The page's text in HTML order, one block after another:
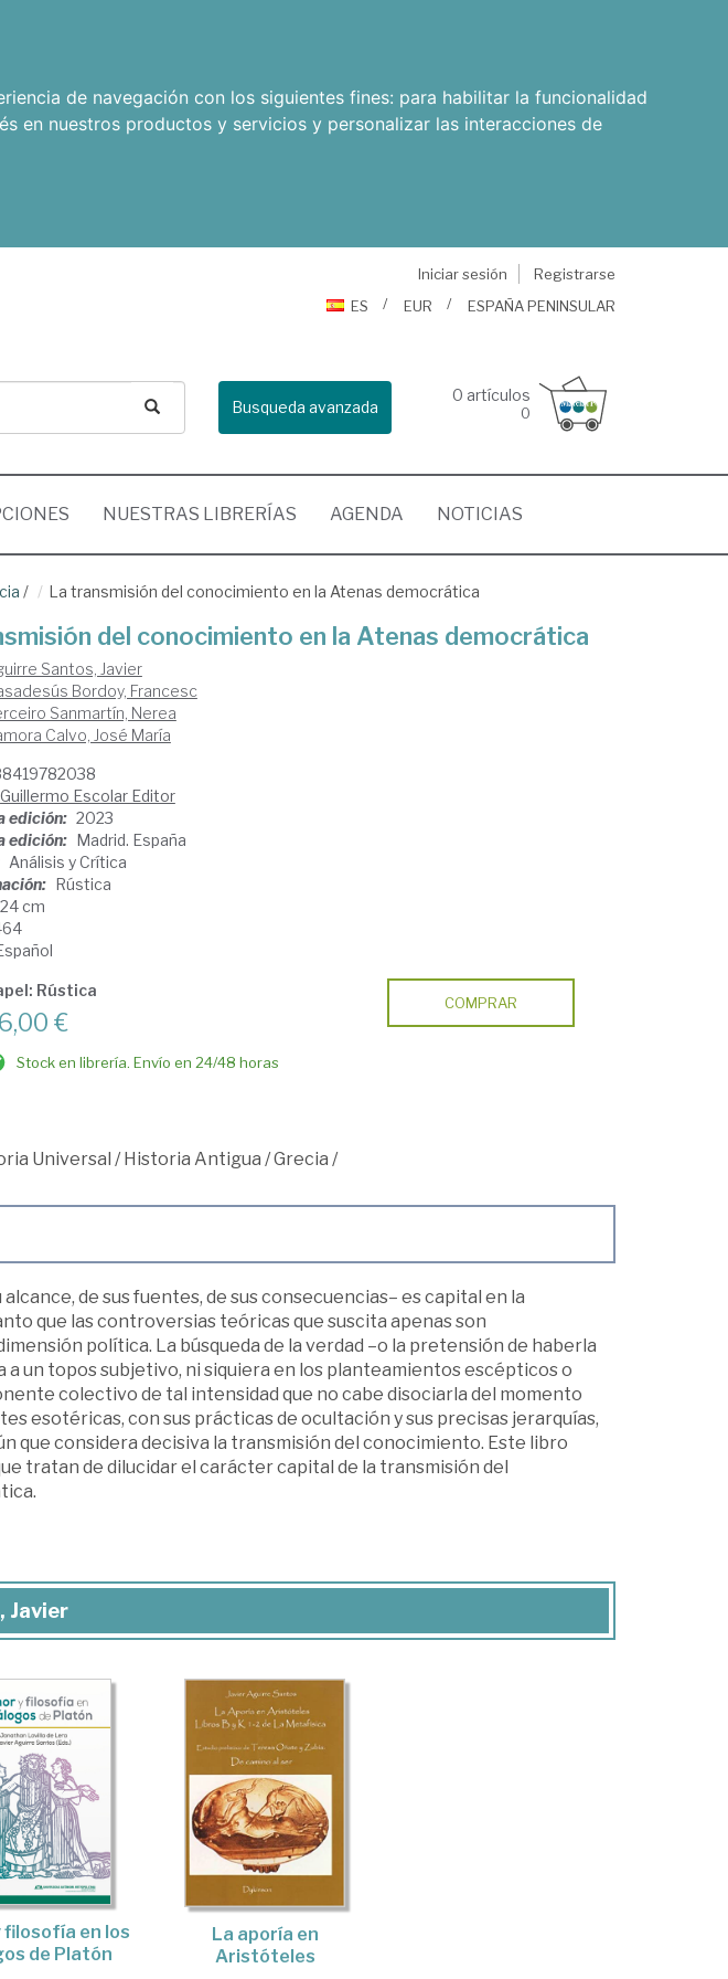
de navegación con los siguientes fines: para habilitar la funcionalidad
en nuestros productos y servicios y personalizar las interacciones de
Iniciar sesión
Registrarse
ES
EUR ESPAÑA PENINSULAR
Busqueda avanzada
0 artículos
0
NUESTRAS LIBRERÍAS AGENDA NOTICIAS
/ La transmisión del conocimiento en la Atenas democrática
del conocimiento en la Atenas democrática
Santos, Javier
Bordoy, Francesc
Sanmartín, Nerea
Calvo, José María
Guillermo Escolar Editor
edición: 2023
edición: Madrid. España
Análisis y Crítica
Rústica
24 cm
Rústica
€
Stock en librería. Envío en 24/48 horas
COMPRAR
Universal /Historia Antigua /Grecia /
de sus fuentes, de sus consecuencias– es capital en la
que las controversias teóricas que suscita apenas son
política. La búsqueda de la verdad –o la pretensión de haberla
a un topos subjetivo, ni siquiera en los planteamientos escépticos o
colectivo de tal intensidad que no cabe disociarla del momento
esotéricas, con sus prácticas de ocultación y sus precisas jerarquías,
que considera decisiva la transmisión del conocimiento. Este libro
tratan de dilucidar el carácter capital de la transmisión del
Javier
filosofía en los
de Platón
La aporía en
Aristóteles